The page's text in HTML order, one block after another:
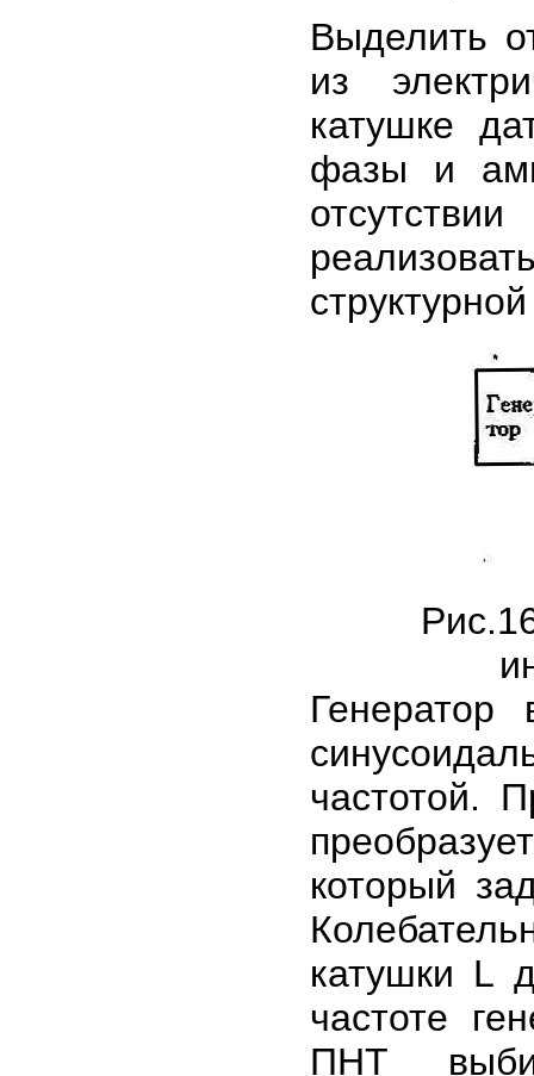
Выделить
из
катушке
фазы и
Генератор
частотой.
который
катушки L
частоте
ПНТ